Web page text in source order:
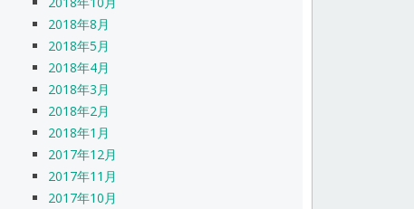
2018年8月
2018年5月
2018年4月
2018年3月
2018年2月
2018年1月
2017年12月
2017年11月
2017年10月